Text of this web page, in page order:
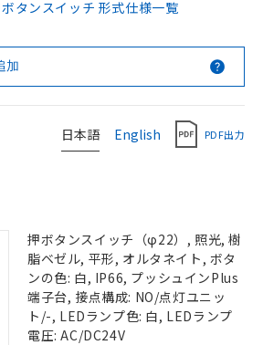
タンスイッチ 形式仕様一覧
加
日本語 English PDF出力
押ボタンスイッチ（φ22）, 照光, 樹
脂ベゼル, 平形, オルタネイト, ボタ
ンの色: 白, IP66, プッシュインPlus
端子台, 接点構成: NO/点灯ユニッ
ト/-, LEDランプ色: 白, LEDランプ
電圧: AC/DC24V